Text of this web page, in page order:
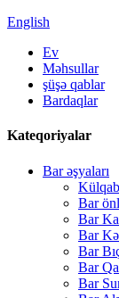
English
Ev
Məhsullar
şüşə qablar
Bardaqlar
Kateqoriyalar
Bar əşyaları
Bar
Bar
Bar
Bar
Bar
Bar